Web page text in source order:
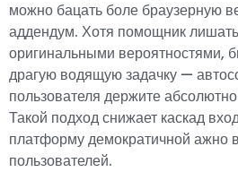
можно бацать боле браузерную
аддендум. Хотя помощник лишать
оригинальными вероятностями,
драгую водящую задачку —
пользователя держите
Такой подход снижает каскад
платформу демократичной ажно
пользователей.